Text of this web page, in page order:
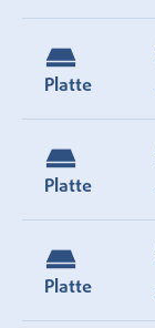
Platte
Platte
Platte